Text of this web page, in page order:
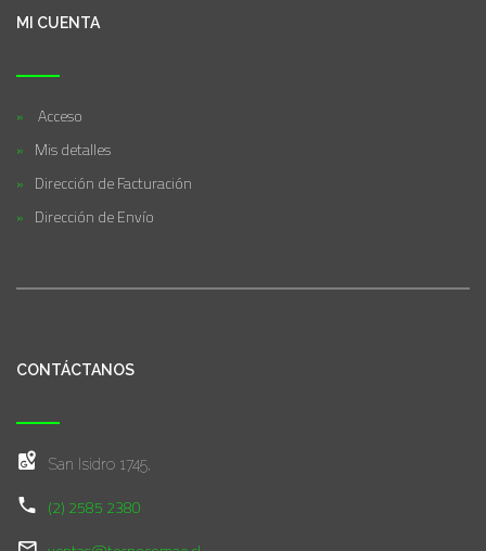
MI CUENTA
Acceso
Mis detalles
Dirección de Facturación
Dirección de Envío
CONTÁCTANOS
San Isidro 1745,
(2) 2585 2380